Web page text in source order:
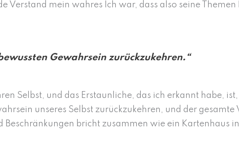
Verstand mein wahres Ich war, dass also seine Themen
Gewahrsein zurückzukehren.“
Selbst, und das Erstaunliche, das ich erkannt habe, ist,
unseres Selbst zurückzukehren, und der gesamte
Beschränkungen bricht zusammen wie ein Kartenhaus